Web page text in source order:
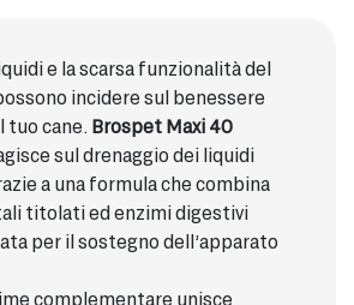
e la scarsa funzionalità del
incidere sul benessere
tuo cane. Brospet Maxi 40
sul drenaggio dei liquidi
a una formula che combina
titolati ed enzimi digestivi
per il sostegno dell’apparato
complementare unisce